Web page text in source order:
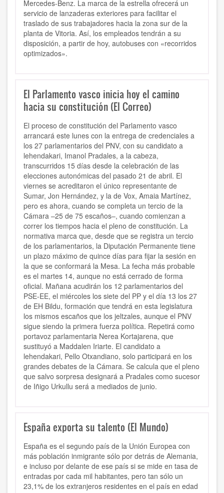
Mercedes-Benz. La marca de la estrella ofrecerá un
servicio de lanzaderas exteriores para facilitar el
traslado de sus trabajadores hacia la zona sur de la
planta de Vitoria. Así, los empleados tendrán a su
disposición, a partir de hoy, autobuses con «recorridos
optimizados».
El Parlamento vasco inicia hoy el camino
hacia su constitución (El Correo)
El proceso de constitución del Parlamento vasco
arrancará este lunes con la entrega de credenciales a
los 27 parlamentarios del PNV, con su candidato a
lehendakari, Imanol Pradales, a la cabeza,
transcurridos 15 días desde la celebración de las
elecciones autonómicas del pasado 21 de abril. El
viernes se acreditaron el único representante de
Sumar, Jon Hernández, y la de Vox, Amaia Martínez,
pero es ahora, cuando se completa un tercio de la
Cámara –25 de 75 escaños–, cuando comienzan a
correr los tiempos hacia el pleno de constitución. La
normativa marca que, desde que se registra un tercio
de los parlamentarios, la Diputación Permanente tiene
un plazo máximo de quince días para fijar la sesión en
la que se conformará la Mesa. La fecha más probable
es el martes 14, aunque no está cerrado de forma
oficial. Mañana acudirán los 12 parlamentarios del
PSE-EE, el miércoles los siete del PP y el día 13 los 27
de EH Bildu, formación que tendrá en esta legislatura
los mismos escaños que los jeltzales, aunque el PNV
sigue siendo la primera fuerza política. Repetirá como
portavoz parlamentaria Nerea Kortajarena, que
sustituyó a Maddalen Iriarte. El candidato a
lehendakari, Pello Otxandiano, solo participará en los
grandes debates de la Cámara. Se calcula que el pleno
que salvo sorpresa designará a Pradales como sucesor
de Iñigo Urkullu será a mediados de junio.
España exporta su talento (El Mundo)
España es el segundo país de la Unión Europea con
más población inmigrante sólo por detrás de Alemania,
e incluso por delante de ese país si se mide en tasa de
entradas por cada mil habitantes, pero tan sólo un
23,1% de los extranjeros residentes en el país en edad